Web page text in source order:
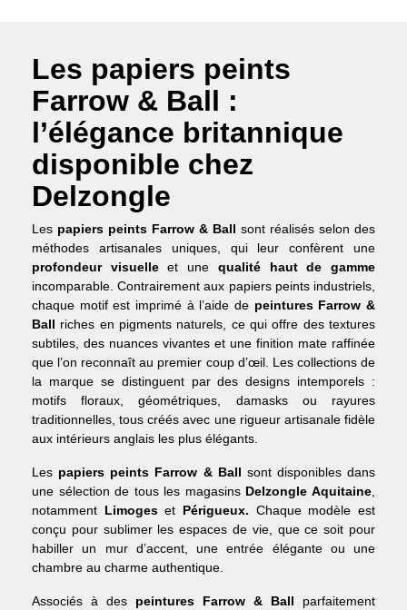
Les papiers peints
Farrow & Ball :
l’élégance britannique
disponible chez
Delzongle
Les papiers peints Farrow & Ball sont réalisés selon des
méthodes artisanales uniques, qui leur confèrent une
profondeur visuelleet une qualité haut de gamme
incomparable. Contrairement aux papiers peints industriels,
chaque motif est imprimé à l’aide de peintures Farrow &
Ball riches en pigments naturels, ce qui offre des textures
subtiles, des nuances vivantes et une finition mate raffinée
que l’on reconnaît au premier coup d’œil. Les collections de
la marque se distinguent par des designs intemporels :
motifs floraux, géométriques, damasks ou rayures
traditionnelles, tous créés avec une rigueur artisanale fidèle
aux intérieurs anglais les plus élégants.
Les papiers peints Farrow & Ball sont disponibles dans
une sélection de tous les magasins Delzongle Aquitaine,
notamment Limogeset Périgueux. Chaque modèle est
conçu pour sublimer les espaces de vie, que ce soit pour
habiller un mur d’accent, une entrée élégante ou une
chambre au charme authentique.
Associés à des peintures Farrow & Ball parfaitement